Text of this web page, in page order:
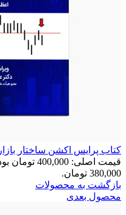
کتاب پرایس اکشن ساختار
قیمت اصلی: 400,000 تومان بود.
380,000 تومان.
بازگشت به محصولات
محصول بعدی